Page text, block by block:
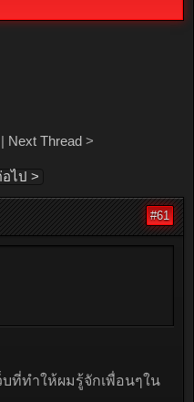
Next Thread>
อไป >
#61
บที่ทำให้ผมรู้จักเพื่อนๆใน